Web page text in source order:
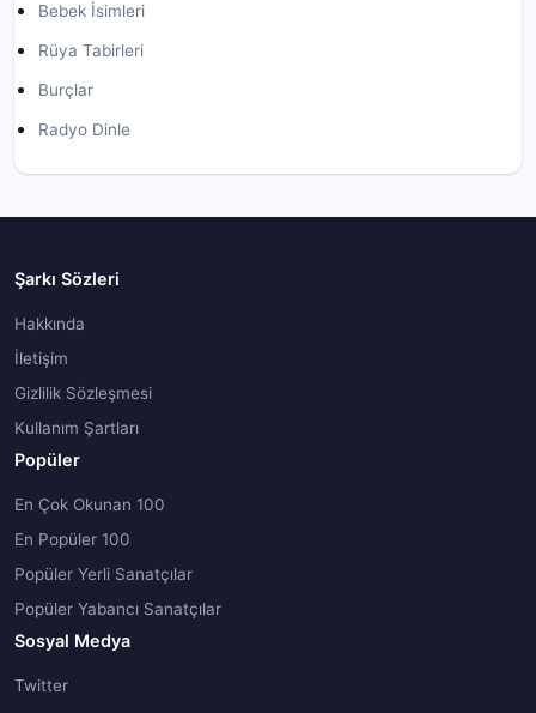
Bebek İsimleri
Rüya Tabirleri
Burçlar
Radyo Dinle
Şarkı Sözleri
Hakkında
İletişim
Gizlilik Sözleşmesi
Kullanım Şartları
Popüler
En Çok Okunan 100
En Popüler 100
Popüler Yerli Sanatçılar
Popüler Yabancı Sanatçılar
Sosyal Medya
Twitter